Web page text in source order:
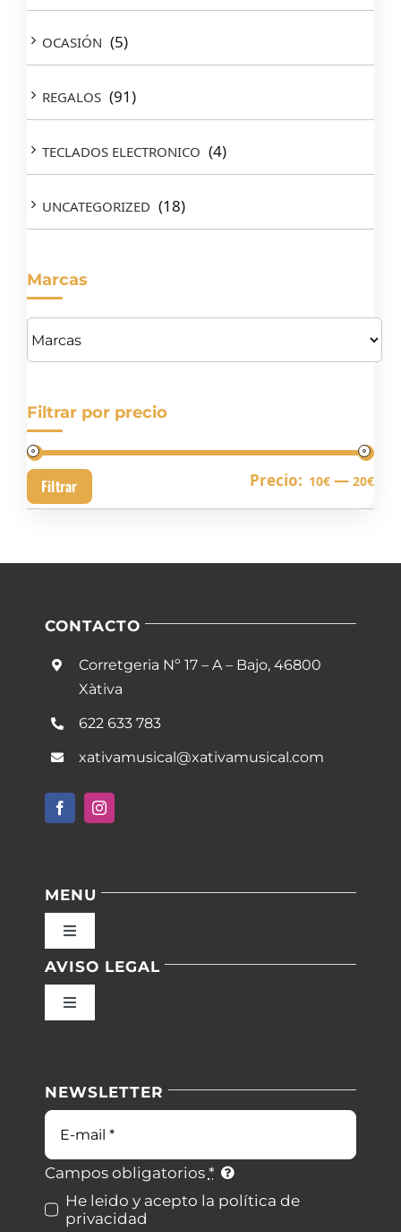
OCASIÓN (5)
REGALOS (91)
TECLADOS ELECTRONICO (4)
UNCATEGORIZED (18)
Marcas
Filtrar por precio
Filtrar Precio: 10€ — 20€
CONTACTO
Corretgeria Nº 17 – A – Bajo, 46800
Xàtiva
622 633 783
xativamusical@xativamusical.com
MENU
Toggle
Inicio
Blog
Contacto
AVISO LEGAL
Toggle
Condiciones de uso
Ley de cookies
Desistimiento
NEWSLETTER
Correo
electrónico
Campos obligatorios *
He leido y acepto la política de
privacidad